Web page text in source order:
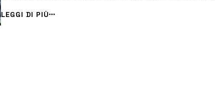
com’è noto, risulta fermo da tempo. Nel corso del confronto è
emerso un elemento di novità che merita attenzione: alla luce di
un […]...
LEGGI DI PIÙ